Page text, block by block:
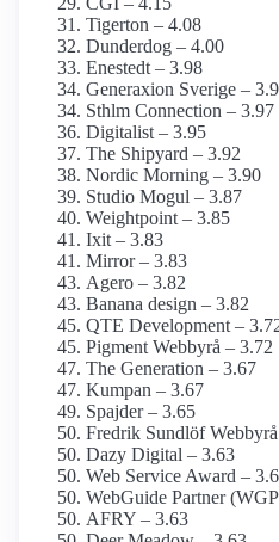
Tigerton – 4.08
Dunderdog – 4.00
Enestedt – 3.98
Generaxion Sverige –
Sthlm Connection – 3.97
Digitalist – 3.95
The Shipyard – 3.92
Nordic Morning – 3.90
Studio Mogul – 3.87
Weightpoint – 3.85
Ixit – 3.83
Mirror – 3.83
Agero – 3.82
Banana design – 3.82
QTE Development –
Pigment Webbyrå – 3.72
The Generation – 3.67
Kumpan – 3.67
Spajder – 3.65
Fredrik Sundlöf
Dazy Digital – 3.63
Web Service Award –
WebGuide Partner
AFRY – 3.63